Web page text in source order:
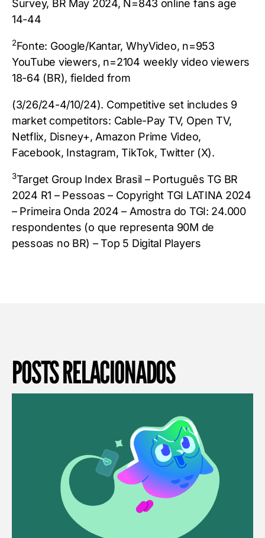
Survey, BR May 2024, N=843 online fans age
14-44
2Fonte: Google/Kantar, WhyVideo, n=953
YouTube viewers, n=2104 weekly video viewers
18-64 (BR), fielded from
(3/26/24-4/10/24). Competitive set includes 9
market competitors: Cable-Pay TV, Open TV,
Netflix, Disney+, Amazon Prime Video,
Facebook, Instagram, TikTok, Twitter (X).
3Target Group Index Brasil – Português TG BR
2024 R1 – Pessoas – Copyright TGI LATINA 2024
– Primeira Onda 2024 – Amostra do TGI: 24.000
respondentes (o que representa 90M de
pessoas no BR) – Top 5 Digital Players
POSTS RELACIONADOS